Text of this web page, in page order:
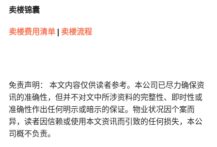
卖楼锦囊
卖楼费用清单| 卖楼流程
免责声明： 本文内容仅供读者参考。本公司已尽力确保资
讯的准确性，但并不对文中所涉资料的完整性、即时性或
准确性作出任何明示或暗示的保证。物业状况因个案而
异，读者因信赖或使用本文资讯而引致的任何损失，本公
司概不负责。